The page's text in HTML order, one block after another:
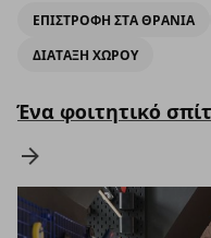
ΕΠΙΣΤΡΟΦΗ ΣΤΑ ΘΡΑΝΙΑ
ΔΙΑΤΑΞΗ ΧΩΡΟΥ
Ένα φοιτητικό